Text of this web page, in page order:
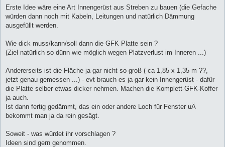
Erste Idee wäre eine Art Innengerüst aus Streben zu bauen (die Gefache
würden dann noch mit Kabeln, Leitungen und natürlich Dämmung
ausgefüllt werden.
Wie dick muss/kann/soll dann die GFK Platte sein ?
(Ziel natürlich so dünn wie möglich wegen Platzverlust im Inneren ...)
Andererseits ist die Fläche ja gar nicht so groß ( ca 1,85 x 1,35 m ??,
jetzt genau gemessen ...) - evt brauch es ja gar kein Innengerüst - dafür
die Platte selber etwas dicker nehmen. Machen die Komplett-GFK-Koffer
ja auch.
Ist dann fertig gedämmt, das ein oder andere Loch für Fenster uÄ
bekommt man ja da rein gesägt.
Soweit - was würdet ihr vorschlagen ?
Ideen sind gern genommen.